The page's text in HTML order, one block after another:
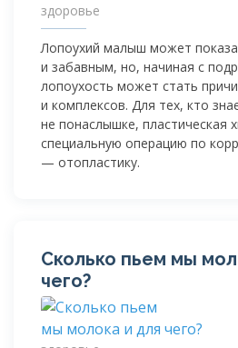
здоровье
Лопоухий малыш может
и забавным, но, начиная с
лопоухость может стать
и комплексов. Для тех, кто
не понаслышке, пластическая
специальную операцию по
— отопластику.
Сколько пьем мы
чего?